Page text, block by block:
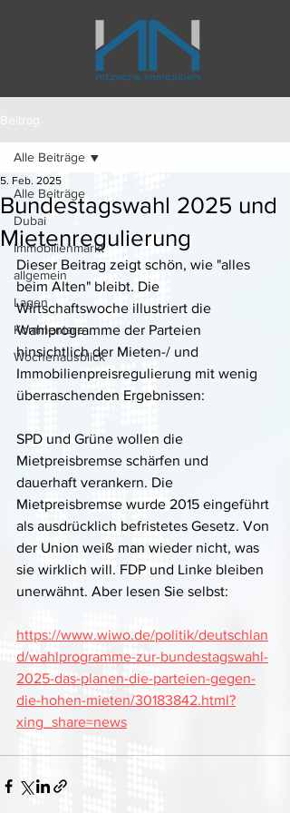
Beitrag
Alle Beiträge
Dubai
Immobilienmarkt
allgemein
Lagen
Kommentare
Wochenausblick
Alle Beiträge
Bundestagswahl 2025 und
Mietenregulierung
5. Feb. 2025
Dieser Beitrag zeigt schön, wie "alles
beim Alten" bleibt. Die
Wirtschaftswoche illustriert die
Wahlprogramme der Parteien
hinsichtlich der Mieten-/ und
Immobilienpreisregulierung mit wenig
überraschenden Ergebnissen:
SPD und Grüne wollen die
Mietpreisbremse schärfen und
dauerhaft verankern. Die
Mietpreisbremse wurde 2015 eingeführt
als ausdrücklich befristetes Gesetz. Von
der Union weiß man wieder nicht, was
sie wirklich will. FDP und Linke bleiben
unerwähnt. Aber lesen Sie selbst:
https://www.wiwo.de/politik/deutschlan
d/wahlprogramme-zur-bundestagswahl-
2025-das-planen-die-parteien-gegen-
die-hohen-mieten/30183842.html?
xing_share=news